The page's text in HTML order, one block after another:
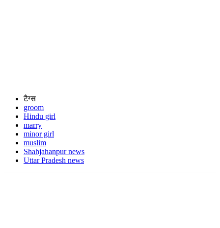
टैग्स
groom
Hindu girl
marry
minor girl
muslim
Shahjahanpur news
Uttar Pradesh news